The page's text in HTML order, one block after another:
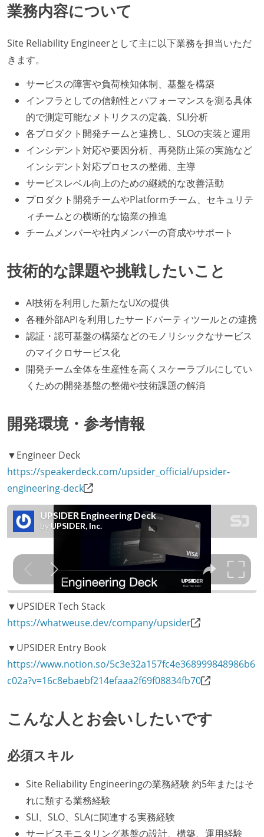
業務内容について
Site Reliability Engineerとして主に以下業務を担当いただ
きます。
サービスの障害や負荷検知体制、基盤を構築
インフラとしての信頼性とパフォーマンスを測る具体
的で測定可能なメトリクスの定義、SLI分析
各プロダクト開発チームと連携し、SLOの実装と運用
インシデント対応や要因分析、再発防止策の実施など
インシデント対応プロセスの整備、主導
サービスレベル向上のための継続的な改善活動
プロダクト開発チームやPlatformチーム、セキュリテ
ィチームとの横断的な協業の推進
チームメンバーや社内メンバーの育成やサポート
技術的な課題や挑戦したいこと
AI技術を利用した新たなUXの提供
各種外部APIを利用したサードパーティツールとの連携
認証・認可基盤の構築などのモノリシックなサービス
のマイクロサービス化
開発チーム全体を生産性を高くスケーラブルにしてい
くための開発基盤の整備や技術課題の解消
開発環境・参考情報
▼Engineer Deck
https://speakerdeck.com/upsider_official/upsider-
engineering-deck
▼UPSIDER Tech Stack
https://whatweuse.dev/company/upsider
▼UPSIDER Entry Book
https://www.notion.so/5c3e32a157fc4e368999848986b6
c02a?v=16c8ebaebf214efaaa2f69f08834fb70
こんな人とお会いしたいです
必須スキル
Site Reliability Engineeringの業務経験 約5年またはそ
れに類する業務経験
SLI、SLO、SLAに関連する実務経験
サービスモニタリング基盤の設計、構築、運用経験